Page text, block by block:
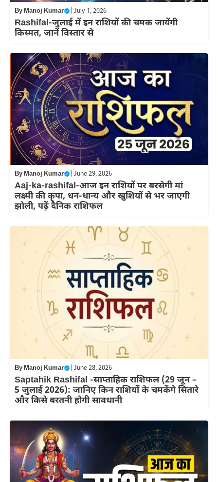
ByManoj Kumar July 1, 2026
Rashifal-जुलाई में इन राशियों की चमक जायेंगी
किस्मत, जानें विस्तार से
ByManoj Kumar June 29, 2026
Aaj-ka-rashifal-आज इन राशियों पर बरसेगी मां
लक्ष्मी की कृपा, धन-धान्य और खुशियों से भर जाएगी
झोली, पढ़ें दैनिक राशिफल
ByManoj Kumar June 28, 2026
Saptahik Rashifal -साप्ताहिक राशिफल (29 जून –
5 जुलाई 2026): जानिए किन राशियों के चमकेंगे सितारे
और किसे बरतनी होगी सावधानी